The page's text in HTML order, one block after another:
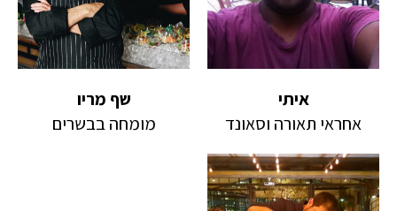
איתי
אחראי תאורה וסאונד
שף מריו
מומחה בבשרים